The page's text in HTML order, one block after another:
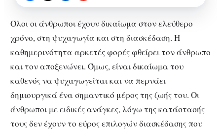
στη ψυχαγωγία
Όλοι οι άνθρωποι έχουν δικαίωμα στον ελεύθερο
χρόνο, στη ψυχαγωγία και στη διασκέδαση. Η
καθημερινότητα αρκετές φορές φθείρει τον άνθρωπο
και τον αποξενώνει. Όμως, είναι δικαίωμα του
καθενός να ψυχαγωγείται και να περνάει
δημιουργικά ένα σημαντικό μέρος της ζωής του. Οι
άνθρωποι με ειδικές ανάγκες, λόγω της κατάστασής
τους δεν έχουν το εύρος επιλογών διασκέδασης που